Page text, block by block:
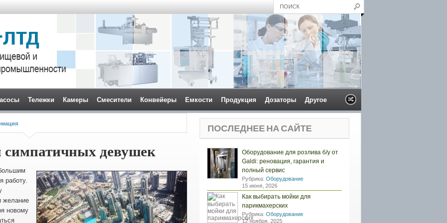
Тележки Камеры Смесители Конвейеры Емкости Продукция Дозаторы Другое
симпатичных девушек
работу.
желание
новому
ПОСЛЕДНЕЕ НА САЙТЕ
Оборудование для розлива б/у от
Galdi: реновация, гарантия и
полный сервис
Рубрика: Оборудование
15 июня, 2026
Как выбирать мойки для
парикмахерских
Рубрика: Оборудование
12 ноября, 2025